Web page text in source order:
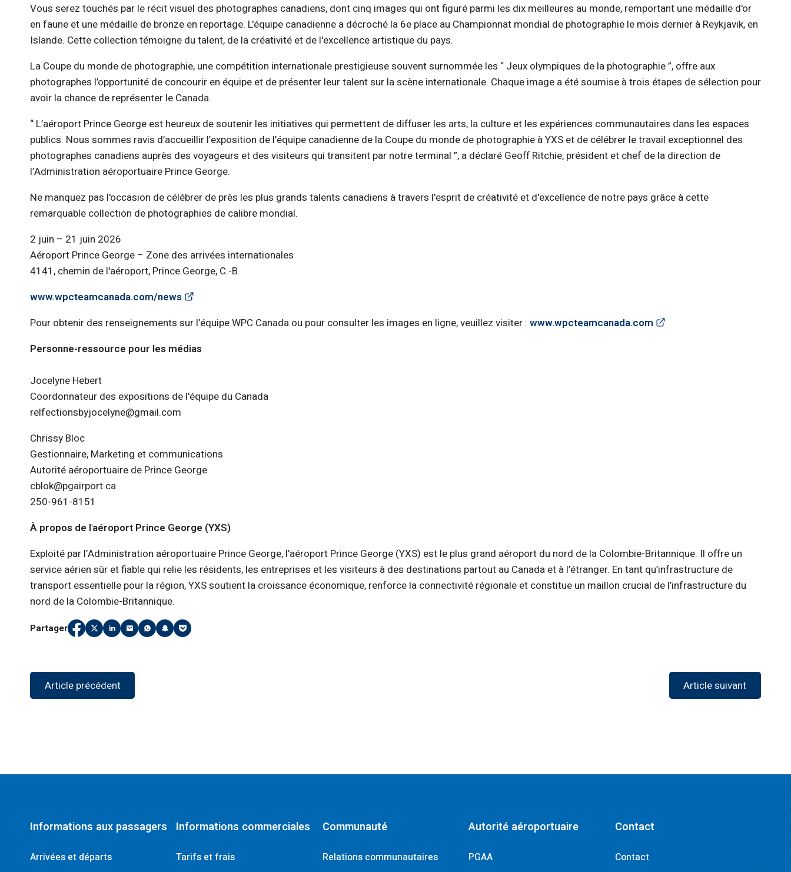
Vous serez touchés par le récit visuel des photographes canadiens, dont cinq images qui ont figuré parmi les dix meilleures au monde, remportant une médaille d'or
en faune et une médaille de bronze en reportage. L'équipe canadienne a décroché la 6e place au Championnat mondial de photographie le mois dernier à Reykjavik, en
Islande. Cette collection témoigne du talent, de la créativité et de l'excellence artistique du pays.
La Coupe du monde de photographie, une compétition internationale prestigieuse souvent surnommée les “ Jeux olympiques de la photographie ”, offre aux
photographes l’opportunité de concourir en équipe et de présenter leur talent sur la scène internationale. Chaque image a été soumise à trois étapes de sélection pour
avoir la chance de représenter le Canada.
“ L’aéroport Prince George est heureux de soutenir les initiatives qui permettent de diffuser les arts, la culture et les expériences communautaires dans les espaces
publics. Nous sommes ravis d’accueillir l’exposition de l’équipe canadienne de la Coupe du monde de photographie à YXS et de célébrer le travail exceptionnel des
photographes canadiens auprès des voyageurs et des visiteurs qui transitent par notre terminal ”, a déclaré Geoff Ritchie, président et chef de la direction de
l’Administration aéroportuaire Prince George.
Ne manquez pas l'occasion de célébrer de près les plus grands talents canadiens à travers l'esprit de créativité et d'excellence de notre pays grâce à cette
remarquable collection de photographies de calibre mondial.
2 juin – 21 juin 2026
Aéroport Prince George – Zone des arrivées internationales
4141, chemin de l'aéroport, Prince George, C.-B.
www.wpcteamcanada.com/news
Pour obtenir des renseignements sur l’équipe WPC Canada ou pour consulter les images en ligne, veuillez visiter : www.wpcteamcanada.com
Personne-ressource pour les médias
Jocelyne Hebert
Coordonnateur des expositions de l'équipe du Canada
relfectionsbyjocelyne@gmail.com
Chrissy Bloc
Gestionnaire, Marketing et communications
Autorité aéroportuaire de Prince George
cblok@pgairport.ca
250-961-8151
À propos de l'aéroport Prince George (YXS)
Exploité par l’Administration aéroportuaire Prince George, l’aéroport Prince George (YXS) est le plus grand aéroport du nord de la Colombie-Britannique. Il offre un
service aérien sûr et fiable qui relie les résidents, les entreprises et les visiteurs à des destinations partout au Canada et à l’étranger. En tant qu’infrastructure de
transport essentielle pour la région, YXS soutient la croissance économique, renforce la connectivité régionale et constitue un maillon crucial de l’infrastructure du
nord de la Colombie-Britannique.
Partager
Partager
(Link opens in new window)
Partager
(Link opens in new window)
Partager
(Link opens in new window)
Partager
mail
(Link opens in new window)
Partager
(Link opens in new window)
Partager
(Link opens in new window)
Partager
(Link opens in new window)
Article précédent Article suivant
Informations aux passagers
Arrivées et départs
Informations commerciales
Tarifs et frais
Communauté
Relations communautaires
Autorité aéroportuaire
PGAA
Contact
Contact